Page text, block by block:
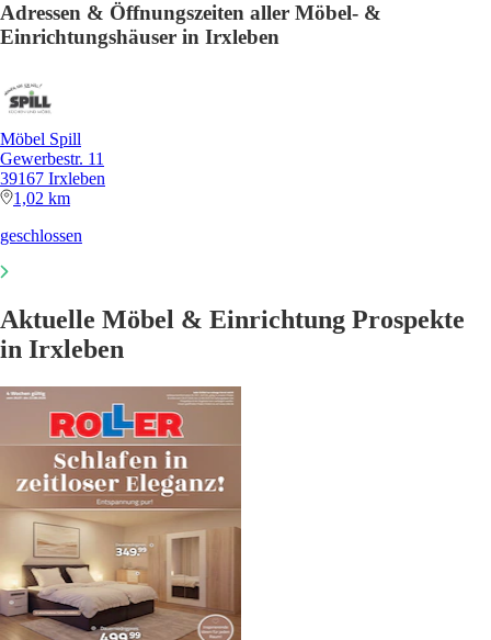
Adressen & Öffnungszeiten aller Möbel- &
Einrichtungshäuser in Irxleben
Möbel Spill
Gewerbestr. 11
39167 Irxleben
1,02 km
geschlossen
Aktuelle Möbel & Einrichtung Prospekte
in Irxleben